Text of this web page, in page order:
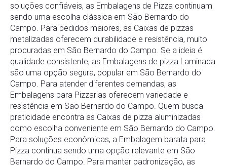
soluções confiáveis, as Embalagens de Pizza continuam
sendo uma escolha clássica em São Bernardo do
Campo. Para pedidos maiores, as Caixas de pizzas
metalizadas oferecem durabilidade e resistência, muito
procuradas em São Bernardo do Campo. Se a ideia é
qualidade consistente, as Embalagens de pizza Laminada
são uma opção segura, popular em São Bernardo do
Campo. Para atender diferentes demandas, as
Embalagens para Pizzarias oferecem variedade e
resistência em São Bernardo do Campo. Quem busca
praticidade encontra as Caixas de pizza aluminizadas
como escolha conveniente em São Bernardo do Campo.
Para soluções econômicas, a Embalagem barata para
Pizza continua sendo uma opção relevante em São
Bernardo do Campo. Para manter padronização, as